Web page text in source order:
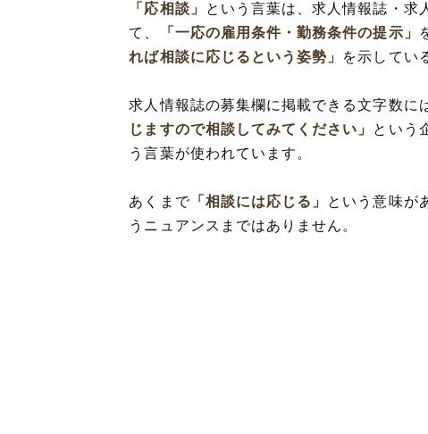
「応相談」
という言葉は、求人情報誌・求
て、
「一応の雇用条件・勤務条件の提示」
れば相談に応じるという姿勢」 を示してい
求人情報誌の募集欄に掲載できる文字数に
じますので相談してみてください」 という
う言葉が使われています。
あくまで「相談には応じる」 という意味が
うニュアンスまではありません。